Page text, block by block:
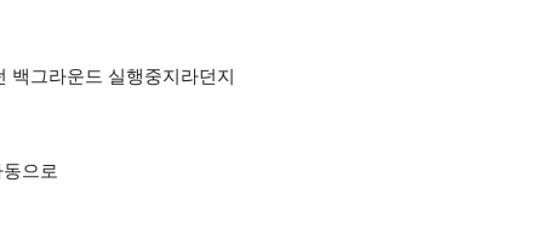
백그라운드 실행중지라던지
으로